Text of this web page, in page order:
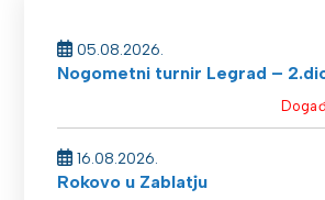
05.08.2026.
Nogometni turnir Legrad –
16.08.2026.
Rokovo u Zablatju